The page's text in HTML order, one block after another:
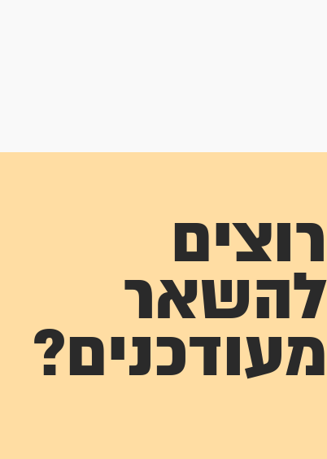
רוצים
להשאר
מעודכנים?